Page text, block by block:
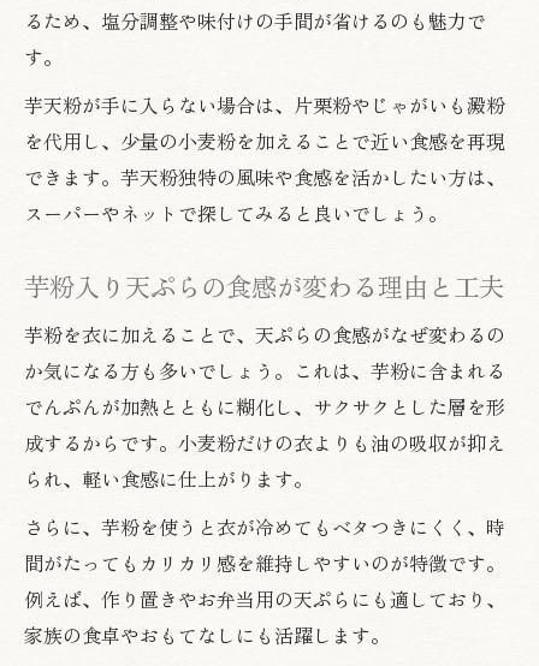
るため、塩分調整や味付けの手間が省けるのも魅力で
す。
芋天粉が手に入らない場合は、片栗粉やじゃがいも澱粉
を代用し、少量の小麦粉を加えることで近い食感を再現
できます。芋天粉独特の風味や食感を活かしたい方は、
スーパーやネットで探してみると良いでしょう。
芋粉入り天ぷらの食感が変わる理由と工夫
芋粉を衣に加えることで、天ぷらの食感がなぜ変わるの
か気になる方も多いでしょう。これは、芋粉に含まれる
でんぷんが加熱とともに糊化し、サクサクとした層を形
成するからです。小麦粉だけの衣よりも油の吸収が抑え
られ、軽い食感に仕上がります。
さらに、芋粉を使うと衣が冷めてもベタつきにくく、時
間がたってもカリカリ感を維持しやすいのが特徴です。
例えば、作り置きやお弁当用の天ぷらにも適しており、
家族の食卓やおもてなしにも活躍します。